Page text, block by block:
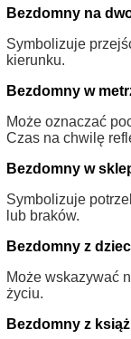
Bezdomny na
Symbolizuje
kierunku.
Bezdomny w
Może oznaczać
Czas na chwilę
Bezdomny w
Symbolizuje
lub braków.
Bezdomny z
Może wskazywać
życiu.
Bezdomny z